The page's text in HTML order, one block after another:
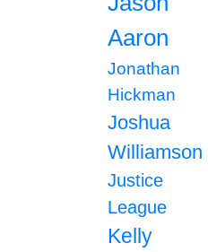
Aaron
Jonathan
Hickman
Joshua
Williamson
Justice
League
Kelly